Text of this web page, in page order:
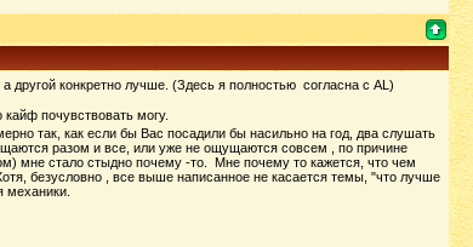
другой конкретно лучше. (Здесь я полностью согласна с AL)
почувствовать могу.
так, как если бы Вас посадили бы насильно на год, два слушать
разом и все, или уже не ощущаются совсем , по причине
мне стало стыдно почему -то. Мне почему то кажется, что чем
безусловно , все выше написанное не касается темы, "что лучше
механики.